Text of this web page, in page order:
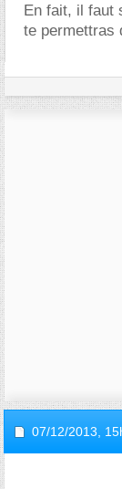
En fait, il faut
te permettras
07/12/2013,